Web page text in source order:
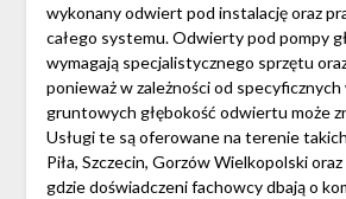
wykonany odwiert pod instalację oraz
całego systemu. Odwierty pod pompy
wymagają specjalistycznego sprzętu
ponieważ w zależności od
gruntowych głębokość odwiertu może
Usługi te są oferowane na terenie
Piła, Szczecin, Gorzów Wielkopolski
gdzie doświadczeni fachowcy dbają o